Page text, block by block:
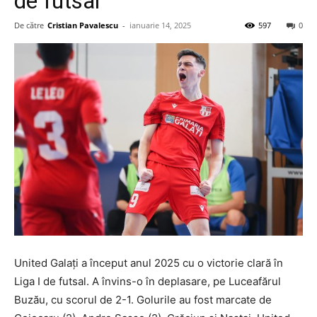
De către Cristian Pavalescu - ianuarie 14, 2025 0
597
United Galați a început anul 2025 cu o victorie clară în
Liga I de futsal. A învins-o în deplasare, pe Luceafărul
Buzău, cu scorul de 2-1. Golurile au fost marcate de